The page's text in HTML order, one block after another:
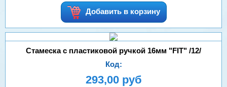
Добавить в корзину
Стамеска с пластиковой ручкой 16мм "FIT" /12/
Код:
293,00 руб